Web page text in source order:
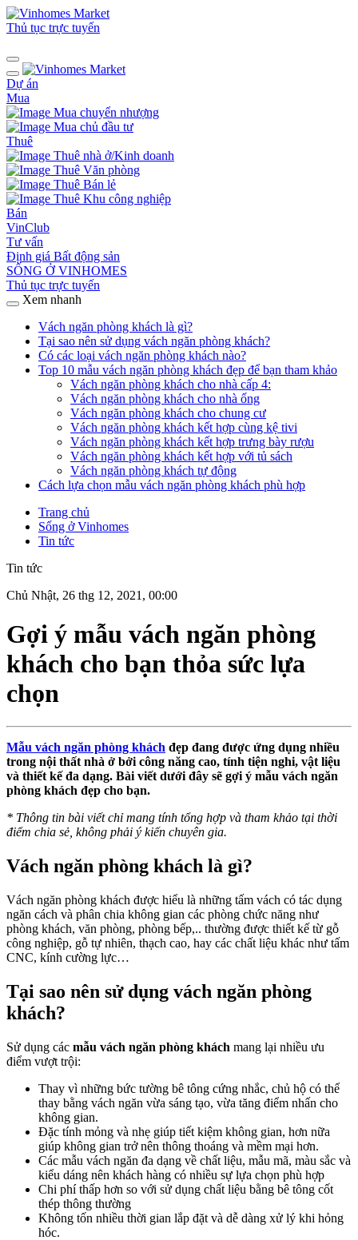
Thủ tục trực tuyến
Dự án
Mua
Mua chuyển nhượng
Mua chủ đầu tư
Thuê
Thuê nhà ở/Kinh doanh
Thuê Văn phòng
Thuê Bán lẻ
Thuê Khu công nghiệp
Bán
VinClub
Tư vấn
Định giá Bất động sản
SỐNG Ở VINHOMES
Thủ tục trực tuyến
Xem nhanh
Vách ngăn phòng khách là gì?
Tại sao nên sử dụng vách ngăn phòng khách?
Có các loại vách ngăn phòng khách nào?
Top 10 mẫu vách ngăn phòng khách đẹp để bạn tham khảo
Vách ngăn phòng khách cho nhà cấp 4:
Vách ngăn phòng khách cho nhà ống
Vách ngăn phòng khách cho chung cư
Vách ngăn phòng khách kết hợp cùng kệ tivi
Vách ngăn phòng khách kết hợp trưng bày rượu
Vách ngăn phòng khách kết hợp với tủ sách
Vách ngăn phòng khách tự động
Cách lựa chọn mẫu vách ngăn phòng khách phù hợp
Trang chủ
Sống ở Vinhomes
Tin tức
Tin tức
Chủ Nhật, 26 thg 12, 2021, 00:00
Gợi ý mẫu vách ngăn phòng
khách cho bạn thỏa sức lựa
chọn
Mẫu vách ngăn phòng khách đẹp đang được ứng dụng nhiều
trong nội thất nhà ở bởi công năng cao, tính tiện nghi, vật liệu
và thiết kế đa dạng. Bài viết dưới đây sẽ gợi ý mẫu vách ngăn
phòng khách đẹp cho bạn.
* Thông tin bài viết chỉ mang tính tổng hợp và tham khảo tại thời
điểm chia sẻ, không phải ý kiến chuyên gia.
Vách ngăn phòng khách là gì?
Vách ngăn phòng khách được hiểu là những tấm vách có tác dụng
ngăn cách và phân chia không gian các phòng chức năng như
phòng khách, văn phòng, phòng bếp,.. thường được thiết kế từ gỗ
công nghiệp, gỗ tự nhiên, thạch cao, hay các chất liệu khác như tấm
CNC, kính cường lực…
Tại sao nên sử dụng vách ngăn phòng
khách?
Sử dụng các mẫu vách ngăn phòng khách mang lại nhiều ưu
điểm vượt trội:
Thay vì những bức tường bê tông cứng nhắc, chủ hộ có thể
thay bằng vách ngăn vừa sáng tạo, vừa tăng điểm nhấn cho
không gian.
Đặc tính mỏng và nhẹ giúp tiết kiệm không gian, hơn nữa
giúp không gian trở nên thông thoáng và mềm mại hơn.
Các mẫu vách ngăn đa dạng về chất liệu, mẫu mã, màu sắc và
kiểu dáng nên khách hàng có nhiều sự lựa chọn phù hợp
Chi phí thấp hơn so với sử dụng chất liệu bằng bê tông cốt
thép thông thường
Không tốn nhiều thời gian lắp đặt và dễ dàng xử lý khi hỏng
hóc.